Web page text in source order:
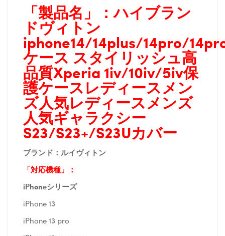
「製品名」：ハイブラン
ドヴィトン
iphone14/14plus/14pro/
ケース スタイリッシュ高
品質Xperia 1iv/10iv/5iv保
護ケースレディースメン
ズ人気レディースメンズ
人気ギャラクシー
S23/S23+/S23Uカバー
ブランド：ルイヴィトン
「対応機種」：
iPhoneシリーズ
iPhone 13
iPhone 13 pro